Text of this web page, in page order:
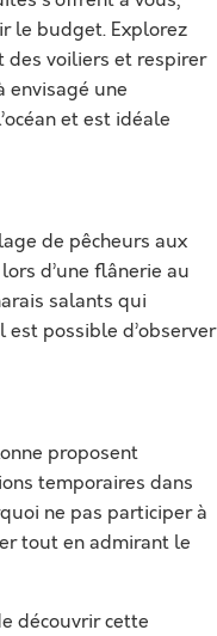
le budget. Explorez
des voiliers et respirer
envisagé une
et est idéale
de pêcheurs aux
d’une flânerie au
salants qui
possible d’observer
proposent
temporaires dans
ne pas participer à
tout en admirant le
découvrir cette